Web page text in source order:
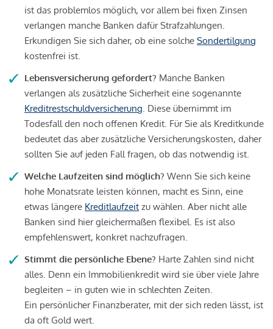
ist das problemlos möglich, vor allem bei fixen Zinsen
verlangen manche Banken dafür Strafzahlungen.
Erkundigen Sie sich daher, ob eine solche Sondertilgung
kostenfrei ist.
Lebensversicherung gefordert? Manche Banken
verlangen als zusätzliche Sicherheit eine sogenannte
Kreditrestschuldversicherung. Diese übernimmt im
Todesfall den noch offenen Kredit. Für Sie als Kreditkunde
bedeutet das aber zusätzliche Versicherungskosten, daher
sollten Sie auf jeden Fall fragen, ob das notwendig ist.
Welche Laufzeiten sind möglich? Wenn Sie sich keine
hohe Monatsrate leisten können, macht es Sinn, eine
etwas längere Kreditlaufzeit zu wählen. Aber nicht alle
Banken sind hier gleichermaßen flexibel. Es ist also
empfehlenswert, konkret nachzufragen.
Stimmt die persönliche Ebene? Harte Zahlen sind nicht
alles. Denn ein Immobilienkredit wird sie über viele Jahre
begleiten – in guten wie in schlechten Zeiten.
Ein persönlicher Finanzberater, mit der sich reden lässt, ist
da oft Gold wert.